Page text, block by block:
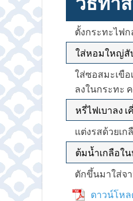
ตั้งกระทะไฟ
ใส่หอมใหญ่สั
ใส่ซอสมะเขือ
ลงในกระทะ
หรี่ไฟเบาลง
แต่งรสด้วยเ
ต้มน้ำเกลือใ
ตักขึ้นมาใส่จ
ดาวน์โหล